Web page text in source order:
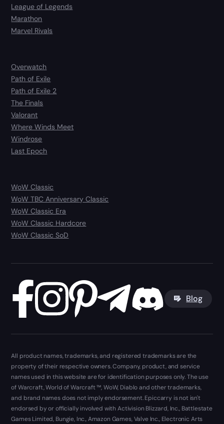
League of Legends
Marathon
Marvel Rivals
Overwatch
Path of Exile
Path of Exile 2
The Finals
Valorant
Where Winds Meet
Windrose
Last Epoch
WoW Classic
WoW TBC Anniversary Classic
WoW Classic Era
WoW Classic Hardcore
WoW Classic SoD
Blog
All product names, trademarks, and registered trademarks are the
property of their respective owners. Company, product, and service
names used in this website are for identification purposes only. The use
of Warcraft, World of Warcraft ™, WoW, Diablo and other trademarks,
and brand names does not imply endorsement. Epiccarry is not isn't
endorsed by or officially involved with Activision Blizzard, Inc., Battlestate
Games Limited, Bungie, Inc., Amazon Games, Valve Inc., Electronic Arts